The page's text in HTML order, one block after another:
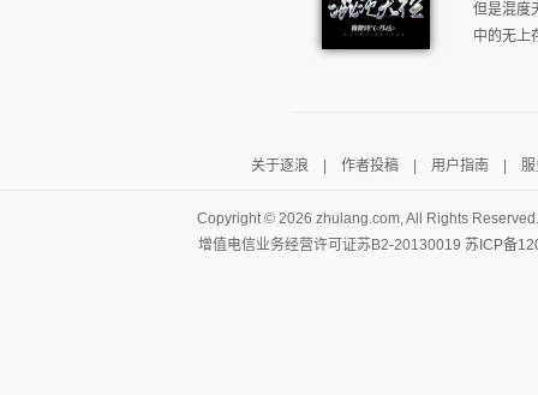
但是混度
中的无上
关于逐浪 作者投稿| 用户指南 服
Copyright © 2026 zhulang.com, All Rights
增值电信业务经营许可证苏B2-20130019 苏ICP备